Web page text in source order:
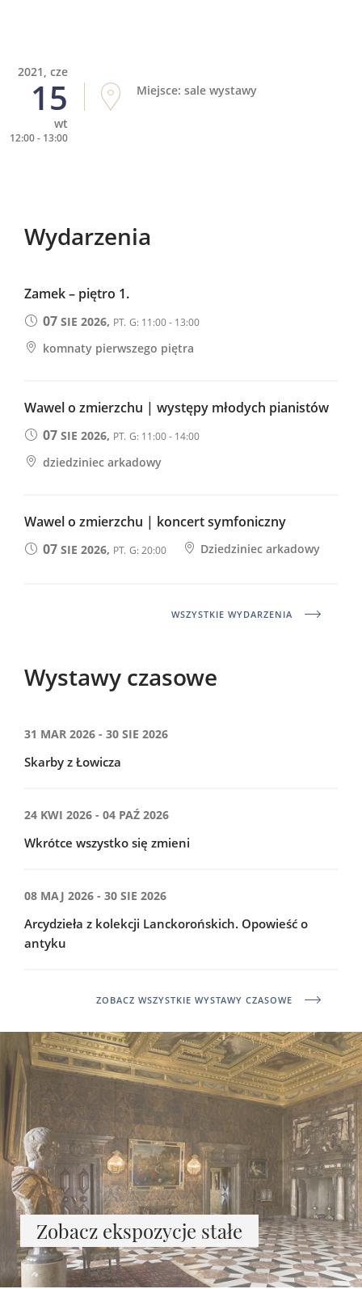
2021, cze
15
wt
12:00 - 13:00
Miejsce: sale wystawy
Wydarzenia
Zamek – piętro 1.
07SIE 2026, PT. G: 11:00 - 13:00
komnaty pierwszego piętra
Wawel o zmierzchu | występy młodych pianistów
07SIE 2026, PT. G: 11:00 - 14:00
dziedziniec arkadowy
Wawel o zmierzchu | koncert symfoniczny
07SIE 2026, PT. G: 20:00 Dziedziniec arkadowy
WSZYSTKIE WYDARZENIA
Wystawy czasowe
31 MAR 2026 - 30 SIE 2026
Skarby z Łowicza
24 KWI 2026 - 04 PAŹ 2026
Wkrótce wszystko się zmieni
08 MAJ 2026 - 30 SIE 2026
Arcydzieła z kolekcji Lanckorońskich. Opowieść o
antyku
ZOBACZ WSZYSTKIE WYSTAWY CZASOWE
Zobacz ekspozycje stałe